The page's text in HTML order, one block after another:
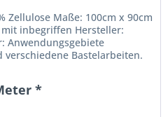
Zellulose Maße: 100cm x 90cm
mit inbegriffen Hersteller:
Anwendungsgebiete
Bastelarbeiten.
*